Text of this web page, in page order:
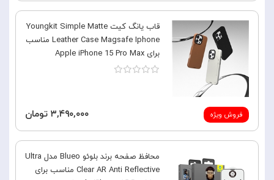
فروش ویژه
قاب یانگ کیت Youngkit Simple Matte
Leather Case Magsafe Iphone مناسب
برای Apple iPhone 15 Pro Max
۳,۴۹۰,۰۰۰ تومان
محافظ صفحه برند بلوئو Blueo مدل Ultra
Clear AR Anti Reflective مناسب برای